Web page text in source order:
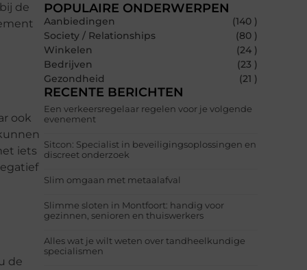
de
ook
iets
de
POPULAIRE ONDERWERPEN
Aanbiedingen
(140 )
Society / Relationships
(80 )
Winkelen
(24 )
Bedrijven
(23 )
Gezondheid
(21 )
RECENTE BERICHTEN
Een verkeersregelaar regelen voor je volgende
evenement
Sitcon: Specialist in beveiligingsoplossingen en
discreet onderzoek
Slim omgaan met metaalafval
Slimme sloten in Montfoort: handig voor
gezinnen, senioren en thuiswerkers
Alles wat je wilt weten over tandheelkundige
specialismen